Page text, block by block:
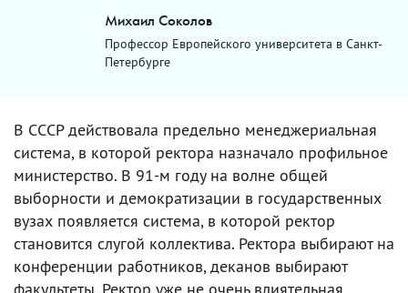
Михаил Соколов
Профессор Европейского университета в Санкт-
Петербурге
В СССР действовала предельно менеджериальная
система, в которой ректора назначало профильное
министерство. В 91-м году на волне общей
выборности и демократизации в государственных
вузах появляется система, в которой ректор
становится слугой коллектива. Ректора выбирают на
конференции работников, деканов выбирают
факультеты. Ректор уже не очень влиятельная